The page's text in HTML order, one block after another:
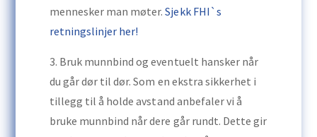
mennesker man møter.Sjekk FHI`s
retningslinjer her!
3. Bruk munnbind og eventuelt hansker når
du går dør til dør. Som en ekstra sikkerhet i
tillegg til å holde avstand anbefaler vi å
bruke munnbind når dere går rundt. Dette gir